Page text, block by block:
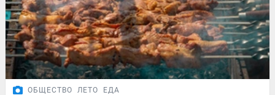
ОБЩЕСТВО ЛЕТО ЕДА